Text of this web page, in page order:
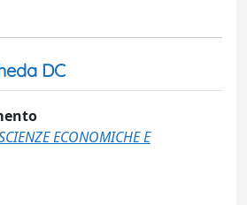
DC
ECONOMICHE E